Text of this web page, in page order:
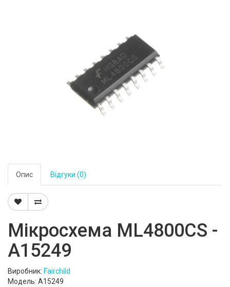
Опис Відгуки (0)
Мікросхема ML4800CS -
A15249
Виробник: Fairchild
Модель: A15249